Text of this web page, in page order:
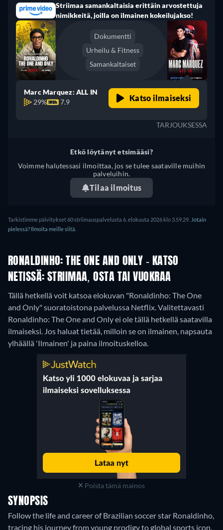
Striimaa samankaltaisia erittäin arvostettuja
nimikkeitä, joilla on ilmainen kokeilujakso!
Dokumentti
Urheilu & Fitness
Samankaltaiset
Marc Marquez: ALL IN
29%
7.9 Katso ilmaiseksi
TARJOUKSESSA
Etkö löytänyt etsimääsi?
Voimme halutessasi ilmoittaa, jos se tulee saataville muihin
palveluihin.
Tilaa ilmoitus
Tarkistimme päivitykset 60 striimauspalvelusta 6. elokuuta 2026 klo 3.59.29. Jotain
pielessä? Ilmoita meille siitä.
RONALDINHO: THE ONE AND ONLY - KATSO
NETISSÄ: STRIIMAA, OSTA TAI VUOKRAA
Tällä hetkellä voit katsoa elokuvan "Ronaldinho: The One
and Only" suoratoistona palvelussa Netflix. Valitettavasti
Ronaldinho: The One and Only ei ole tällä hetkellä saatavilla
ilmaiseksi. Jos haluat tietää, milloin se on ilmainen, napsauta
ylhäällä 'Ilmainen' ja paina ilmoituskelloa.
Poista tämä mainos
SYNOPSIS
Follow the life and career of Brazilian soccer star Ronaldinho,
tracing his journey from young prodigy to global sports icon.